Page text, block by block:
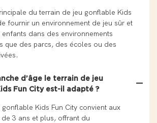
du terrain de jeu gonflable Kids
fournir un environnement de jeu sûr et
dans des environnements
que des parcs, des écoles ou des
d’âge le terrain de jeu
Fun City est-il adapté ?
gonflable Kids Fun City convient aux
3 ans et plus, offrant du